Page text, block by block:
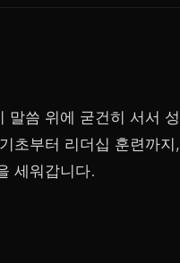
씀 위에 굳건히 서서
초부터 리더십 훈련까
세워갑니다.